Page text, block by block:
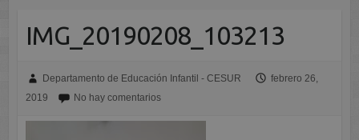
IMG_20190208_103213
Departamento de Educación Infantil - CESUR
febrero 26,
2019
No hay comentarios